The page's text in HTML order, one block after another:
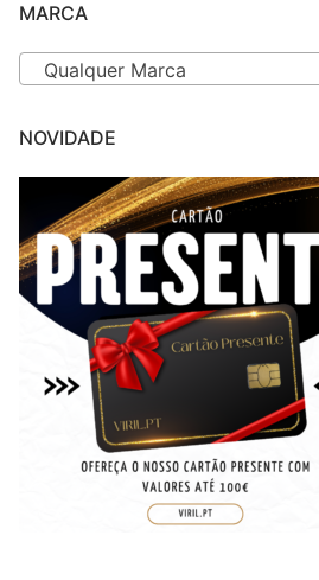
MARCA
Qualquer Marca
NOVIDADE